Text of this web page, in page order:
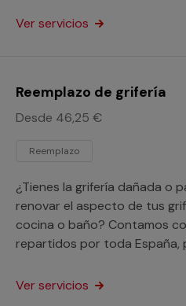
Ver servicios
Reemplazo de grifería
Desde 46,25 €
Reemplazo
¿Tienes la grifería dañada o
renovar el aspecto de tus
cocina o baño? Contamos
repartidos por toda España,
Ver servicios